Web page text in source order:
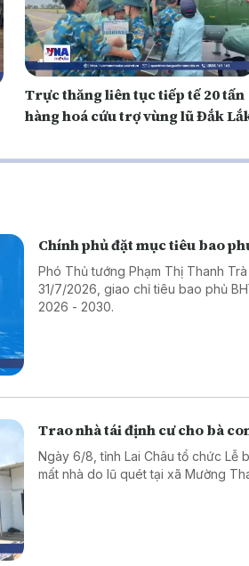
Trực thăng liên tục tiếp tế 20 tấn
hàng hoá cứu trợ vùng lũ Đắk
Chính phủ đặt mục tiêu bao
Phó Thủ tướng Phạm Thị Thanh
31/7/2026, giao chỉ tiêu bao phủ
2026 - 2030.
Tr ao nhà tái định cư cho bà
Ngày 6/8, tỉnh Lai Châu tổ chức Lễ
mất nhà do lũ quét tại xã Mường